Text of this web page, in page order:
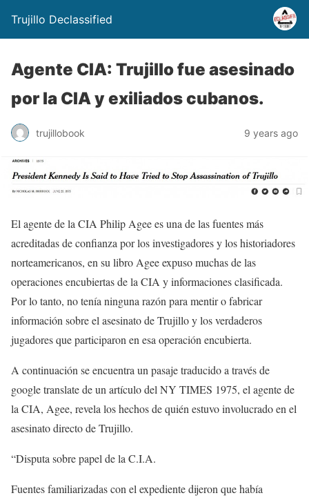
Trujillo Declassified
Agente CIA: Trujillo fue asesinado
por la CIA y exiliados cubanos.
trujillobook 9 years ago
El agente de la CIA Philip Agee es una de las fuentes más
acreditadas de confianza por los investigadores y los historiadores
norteamericanos, en su libro Agee expuso muchas de las
operaciones encubiertas de la CIA y informaciones clasificada.
Por lo tanto, no tenía ninguna razón para mentir o fabricar
información sobre el asesinato de Trujillo y los verdaderos
jugadores que participaron en esa operación encubierta.
A continuación se encuentra un pasaje traducido a través de
google translate de un artículo del NY TIMES 1975, el agente de
la CIA, Agee, revela los hechos de quién estuvo involucrado en el
asesinato directo de Trujillo.
“Disputa sobre papel de la C.I.A.
Fuentes familiarizadas con el expediente dijeron que había